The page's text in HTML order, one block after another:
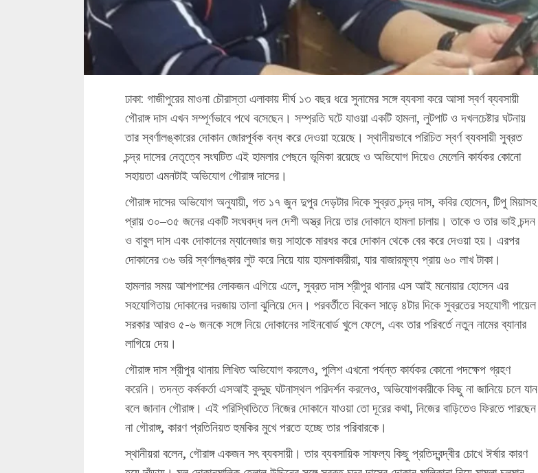
ঢাকা: গাজীপুরের মাওনা চৌরাস্তা এলাকায় দীর্ঘ ১৩ বছর ধরে সুনামের সঙ্গে ব্যবসা করে আসা স্বর্ণ ব্যবসায়ী
গৌরাঙ্গ দাস এখন সম্পূর্ণভাবে পথে বসেছেন। সম্প্রতি ঘটে যাওয়া একটি হামলা, লুটপাট ও দখলচেষ্টার ঘটনায়
তার স্বর্ণালঙ্কারের দোকান জোরপূর্বক বন্ধ করে দেওয়া হয়েছে। স্থানীয়ভাবে পরিচিত স্বর্ণ ব্যবসায়ী সুব্রত
চন্দ্র দাসের নেতৃত্বে সংঘটিত এই হামলার পেছনে ভূমিকা রয়েছে ও অভিযোগ দিয়েও মেলেনি কার্যকর কোনো
সহায়তা এমনটাই অভিযোগ গৌরাঙ্গ দাসের।
গৌরাঙ্গ দাসের অভিযোগ অনুযায়ী, গত ১৭ জুন দুপুর দেড়টার দিকে সুব্রত চন্দ্র দাস, কবির হোসেন, টিপু মিয়াসহ
প্রায় ৩০–৩৫ জনের একটি সংঘবদ্ধ দল দেশী অস্ত্র নিয়ে তার দোকানে হামলা চালায়। তাকে ও তার ভাই চন্দন
ও বাবুল দাস এবং দোকানের ম্যানেজার জয় সাহাকে মারধর করে দোকান থেকে বের করে দেওয়া হয়। এরপর
দোকানের ৩৬ ভরি স্বর্ণালঙ্কার লুট করে নিয়ে যায় হামলাকারীরা, যার বাজারমূল্য প্রায় ৬০ লাখ টাকা।
হামলার সময় আশপাশের লোকজন এগিয়ে এলে, সুব্রত দাস শ্রীপুর থানার এস আই মনোয়ার হোসেন এর
সহযোগিতায় দোকানের দরজায় তালা ঝুলিয়ে দেন। পরবর্তীতে বিকেল সাড়ে ৪টার দিকে সুব্রতের সহযোগী পায়েল
সরকার আরও ৫-৬ জনকে সঙ্গে নিয়ে দোকানের সাইনবোর্ড খুলে ফেলে, এবং তার পরিবর্তে নতুন নামের ব্যানার
লাগিয়ে দেয়।
গৌরাঙ্গ দাস শ্রীপুর থানায় লিখিত অভিযোগ করলেও, পুলিশ এখনো পর্যন্ত কার্যকর কোনো পদক্ষেপ গ্রহণ
করেনি। তদন্ত কর্মকর্তা এসআই কুদ্দুছ ঘটনাস্থল পরিদর্শন করলেও, অভিযোগকারীকে কিছু না জানিয়ে চলে যান
বলে জানান গৌরাঙ্গ। এই পরিস্থিতিতে নিজের দোকানে যাওয়া তো দূরের কথা, নিজের বাড়িতেও ফিরতে পারছেন
না গৌরাঙ্গ, কারণ প্রতিনিয়ত হুমকির মুখে পরতে হচ্ছে তার পরিবারকে।
স্থানীয়রা বলেন, গৌরাঙ্গ একজন সৎ ব্যবসায়ী। তার ব্যবসায়িক সাফল্য কিছু প্রতিদ্বন্দ্বীর চোখে ঈর্ষার কারণ